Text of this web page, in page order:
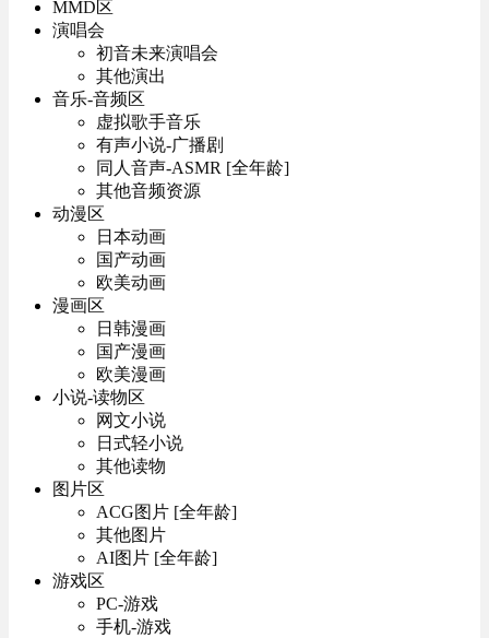
MMD区
演唱会
初音未来演唱会
其他演出
音乐-音频区
虚拟歌手音乐
有声小说-广播剧
同人音声-ASMR [全年龄]
其他音频资源
动漫区
日本动画
国产动画
欧美动画
漫画区
日韩漫画
国产漫画
欧美漫画
小说-读物区
网文小说
日式轻小说
其他读物
图片区
ACG图片 [全年龄]
其他图片
AI图片 [全年龄]
游戏区
PC-游戏
手机-游戏